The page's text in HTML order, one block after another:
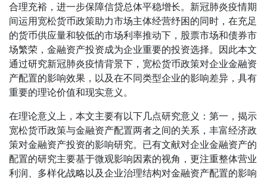
合理充裕，进一步保障信贷总体平稳增长。新冠肺炎疫情期
间运用宽松货币政策助力市场主体经营纾困的同时，在充足
的货币供应量和较低的市场利率推动下，股票市场和债券市
场繁荣，金融资产投资成为企业重要的投资选择。因此本文
通过研究新冠肺炎疫情背景下，宽松货币政策对企业金融资
产配置的影响效果，以及在不同类型企业的影响差异，具有
重要的理论价值和现实意义。
在理论意义上，本文主要有以下几点研究意义：第一，揭示
宽松货币政策与金融资产配置两者之间的关系，丰富经济政
策对金融资产投资的影响研究。已有文献对企业金融资产的
配置的研究主要基于微观影响因素的视角，更注重整体营业
利润、多样化战略以及企业治理结构对金融资产配置的影响